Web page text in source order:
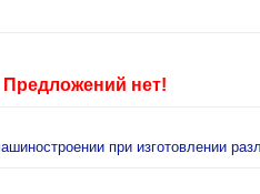
Предложений нет!
при изготовлении